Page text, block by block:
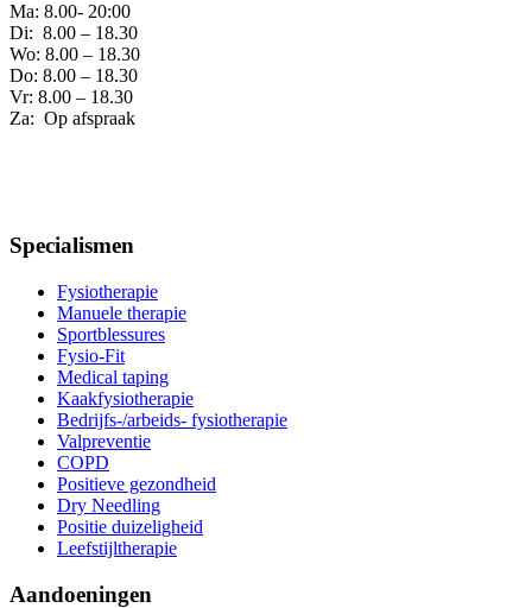
Ma: 8.00- 20:00
Di: 8.00 – 18.30
Wo: 8.00 – 18.30
Do: 8.00 – 18.30
Vr: 8.00 – 18.30
Za: Op afspraak
Specialismen
Fysiotherapie
Manuele therapie
Sportblessures
Fysio-Fit
Medical taping
Kaakfysiotherapie
Bedrijfs-/arbeids- fysiotherapie
Valpreventie
COPD
Positieve gezondheid
Dry Needling
Positie duizeligheid
Leefstijltherapie
Aandoeningen